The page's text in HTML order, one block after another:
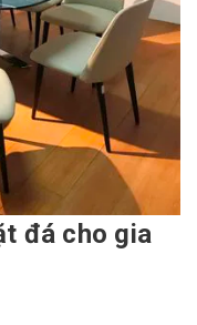
đá cho gia